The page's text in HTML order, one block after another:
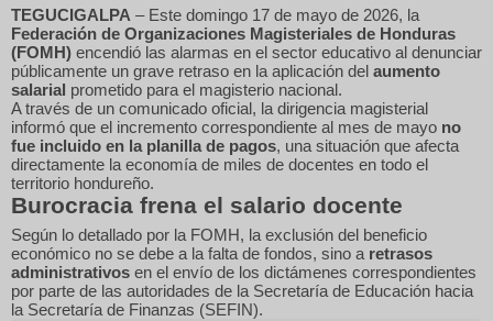
TEGUCIGALPA – Este domingo 17 de mayo de 2026, la
Federación de Organizaciones Magisteriales de Honduras
(FOMH) encendió las alarmas en el sector educativo al denunciar
públicamente un grave retraso en la aplicación del aumento
salarial prometido para el magisterio nacional.
A través de un comunicado oficial, la dirigencia magisterial
informó que el incremento correspondiente al mes de mayo no
fue incluido en la planilla de pagos, una situación que afecta
directamente la economía de miles de docentes en todo el
territorio hondureño.
Burocracia frena el salario docente
Según lo detallado por la FOMH, la exclusión del beneficio
económico no se debe a la falta de fondos, sino a retrasos
administrativos en el envío de los dictámenes correspondientes
por parte de las autoridades de la Secretaría de Educación hacia
la Secretaría de Finanzas (SEFIN).